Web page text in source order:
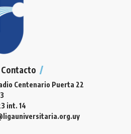
Contacto
Centenario Puerta 22
int. 14